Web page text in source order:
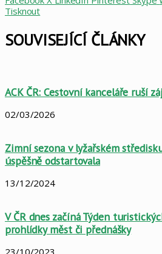
Tisknout
SOUVISEJÍCÍ ČLÁNKY
ACK ČR: Cestovní kanceláře ruší
02/03/2026
Zimní sezona v lyžařském
úspěšně odstartovala
13/12/2024
V ČR dnes začíná Týden
prohlídky měst či přednášky